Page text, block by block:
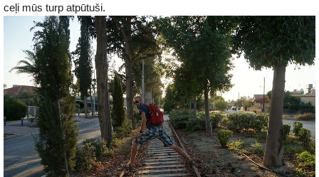
ceļi mūs turp atpūtuši.